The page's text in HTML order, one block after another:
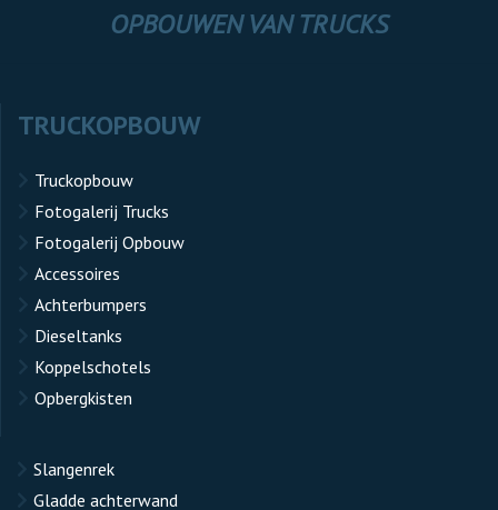
OPBOUWEN VAN TRUCKS
TRUCKOPBOUW
Truckopbouw
Fotogalerij Trucks
Fotogalerij Opbouw
Accessoires
Achterbumpers
Dieseltanks
Koppelschotels
Opbergkisten
Slangenrek
Gladde achterwand